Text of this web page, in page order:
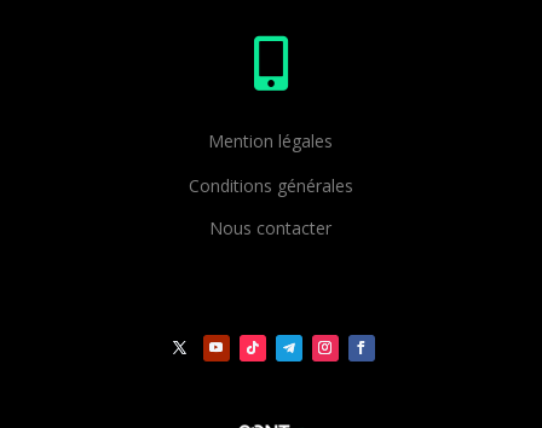

Mention légales
Conditions générales
Nous contacter